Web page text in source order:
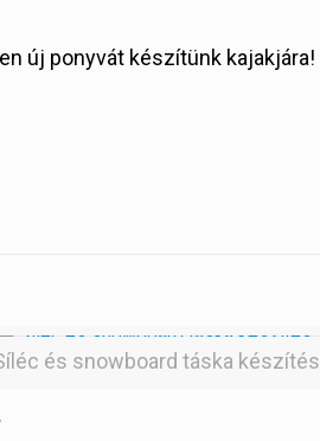
új ponyvát készítünk kajakjára!
és snowboard táska készítés